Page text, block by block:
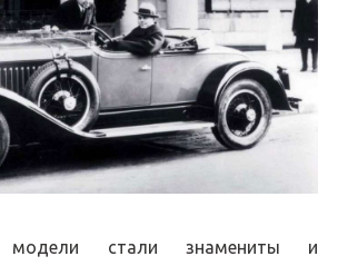
модели стали знамениты и